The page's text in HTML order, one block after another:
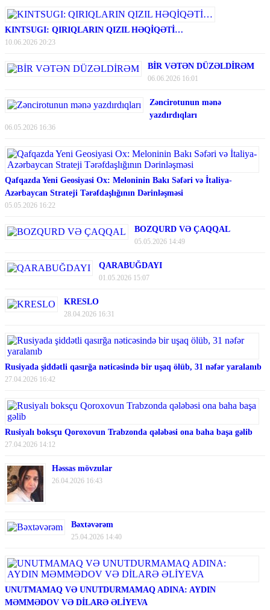
KINTSUGI: QIRIQLARIN QIZIL HƏQİQƏTİ…
10.06.2026 20:23
BİR VƏTƏN DÜZƏLDİRƏM
06.06.2026 16:01
Zəncirotunun mənə
yazdırdıqları
06.05.2026 16:36
Qafqazda Yeni Geosiyasi Ox: Meloninin Bakı Səfəri və İtaliya-
Azərbaycan Strateji Tərəfdaşlığının Dərinləşməsi
05.05.2026 16:22
BOZQURD VƏ ÇAQQAL
05.05.2026 14:49
QARABUĞDAYI
01.05.2026 15:07
KRESLO
28.04.2026 16:31
Rusiyada şiddətli qasırğa nəticəsində bir uşaq ölüb, 31 nəfər yaralanıb
27.04.2026 16:42
Rusiyalı boksçu Qoroxovun Trabzonda qələbəsi ona baha başa gəlib
27.04.2026 14:12
Həssas mövzular
26.04.2026 16:43
Bəxtəvərəm
25.04.2026 14:40
UNUTMAMAQ VƏ UNUTDURMAMAQ ADINA: AYDIN
MƏMMƏDOV VƏ DİLARƏ ƏLİYEVA